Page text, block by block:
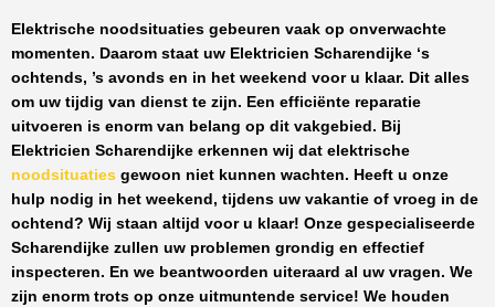
Elektrische noodsituaties gebeuren vaak op onverwachte
momenten. Daarom staat uw Elektricien Scharendijke ‘s
ochtends, ’s avonds en in het weekend voor u klaar. Dit alles
om uw tijdig van dienst te zijn. Een efficiënte reparatie
uitvoeren is enorm van belang op dit vakgebied. Bij
Elektricien Scharendijke erkennen wij dat elektrische
noodsituaties gewoon niet kunnen wachten. Heeft u onze
hulp nodig in het weekend, tijdens uw vakantie of vroeg in de
ochtend? Wij staan altijd voor u klaar! Onze gespecialiseerde
Scharendijke zullen uw problemen grondig en effectief
inspecteren. En we beantwoorden uiteraard al uw vragen. We
zijn enorm trots op onze uitmuntende service! We houden